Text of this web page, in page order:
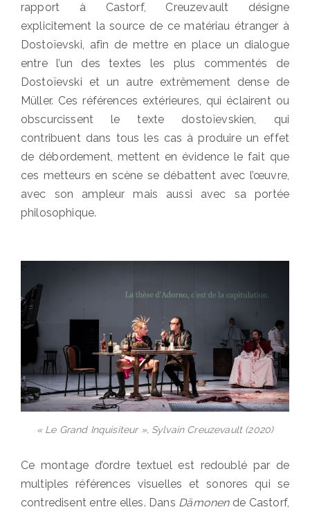
rapport à Castorf, Creuzevault désigne
explicitement la source de ce matériau étranger à
Dostoïevski, afin de mettre en place un dialogue
entre l’un des textes les plus commentés de
Dostoïevski et un autre extrêmement dense de
Müller. Ces références extérieures, qui éclairent ou
obscurcissent le texte dostoïevskien, qui
contribuent dans tous les cas à produire un effet
de débordement, mettent en évidence le fait que
ces metteurs en scène se débattent avec l’œuvre,
avec son ampleur mais aussi avec sa portée
philosophique.
« Le Grand Inquisiteur », Sylvain Creuzevault (2020)
Ce montage d’ordre textuel est redoublé par de
multiples références visuelles et sonores qui se
contredisent entre elles. Dans Dämonende Castorf,